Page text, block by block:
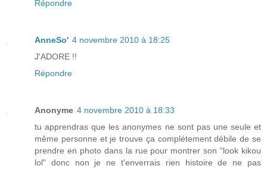
Répondre
AnneSo' 4 novembre 2010 à 18:25
J'ADORE !!
Répondre
Anonyme 4 novembre 2010 à 18:33
tu apprendras que les anonymes ne sont pas une seule et
même personne et je trouve ça complétement débile de se
prendre en photo dans la rue pour montrer son "look kikou
lol" donc non je ne t'enverrais rien histoire de ne pas